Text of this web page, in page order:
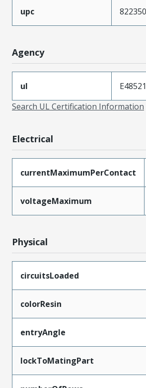
upc
Agency
ul
E48521
Search UL Certification Information
Electrical
currentMaximumPerContact
voltageMaximum
Physical
circuitsLoaded
colorResin
entryAngle
lockToMatingPart